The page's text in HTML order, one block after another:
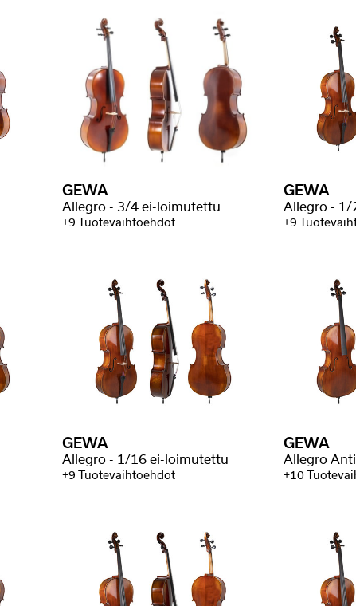
GEWA
Allegro - 3/4 ei-loimutettu
+9 Tuotevaihtoehdot
GEWA
Allegro - 1/
+9
GEWA
Allegro - 1/16 ei-loimutettu
+9 Tuotevaihtoehdot
GEWA
Allegro
+10